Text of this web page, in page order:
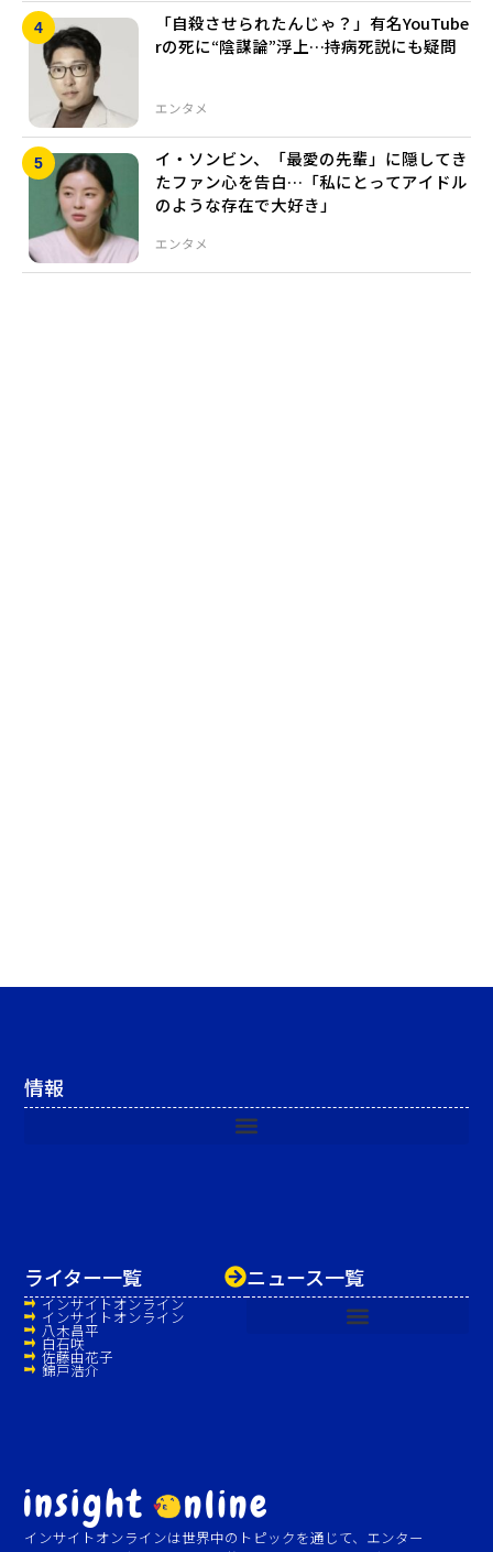
エンタメ
「自殺させられたんじゃ？」有名YouTube
rの死に“陰謀論”浮上…持病死説にも疑問
エンタメ
イ・ソンビン、「最愛の先輩」に隠してき
たファン心を告白…「私にとってアイドル
のような存在で大好き」
インサイトオンラインは世界中のトピックを通じて、エンター
ニュース一覧
ライター一覧
インサイトオンライン
インサイトオンライン
八木昌平
白石咲
佐藤由花子
錦戸浩介
情報